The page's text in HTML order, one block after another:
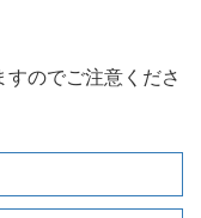
すのでご注意くださ